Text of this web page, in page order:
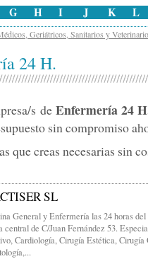
G H I J K L
Geriátricos, Sanitarios y
24 H.
s de Enfermería 24
sin compromiso
que creas necesarias sin
SL
General y Enfermería las 24 horas del
central de C/Juan Fernández 53.
Cardiología, Cirugía Estética,